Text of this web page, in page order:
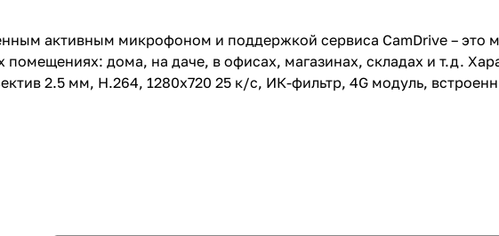
активным микрофоном и поддержкой сервиса CamDrive – это
помещениях: дома, на даче, в офисах, магазинах, складах и т.д.
2.5 мм, Н.264, 1280x720 25 к/с, ИК-фильтр, 4G модуль,